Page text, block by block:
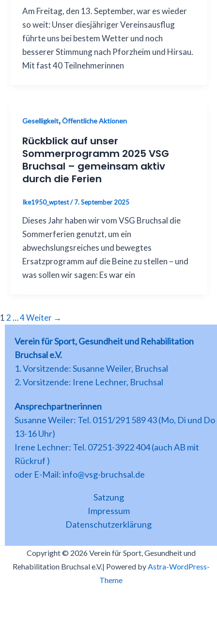
Am Freitag, den 13. September, war es wieder
so weit: Unser diesjähriger Vereinsausflug
führte uns bei bestem Wetter und noch
besserer Stimmung nach Pforzheim und Hirsau.
Mit fast 40 Teilnehmerinnen
Geselligkeit,Öffentliche Aktionen
Rückblick auf unser
Sommerprogramm 2025 VSG
Bruchsal – gemeinsam aktiv
durch die Ferien
Ike1950_wptest/7. September 2025
Dieses Jahr haben wir vom VSG Bruchsal die
Sommerferien genutzt, um ein
abwechslungsreiches und bewegtes
Ersatzprogramm auf die Beine zu stellen – und
was sollen wir sagen: Es war ein
1 2…4Weiter →
Verein für Sport, Gesundheit und Rehabilitation
Bruchsal e.V.
1. Vorsitzende: Susanne Weiler, Bruchsal
2. Vorsitzende: Irene Lechner, Bruchsal
Ansprechpartnerinnen
Susanne Weiler: Tel. 0151/291 589 43 (Mo, Di und Do
13-16 Uhr)
Irene Lechner: Tel. 07251-3922 404 (auch AB mit
Rückruf )
oder E-Mail: info@vsg-bruchsal.de
Satzung
Impressum
Datenschutzerklärung
Copyright © 2026 Verein für Sport, Gesundheit und
Rehabilitation Bruchsal e.V.| Powered byAstra-WordPress-
Theme